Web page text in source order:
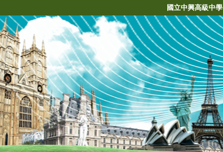
國立中興高級中學